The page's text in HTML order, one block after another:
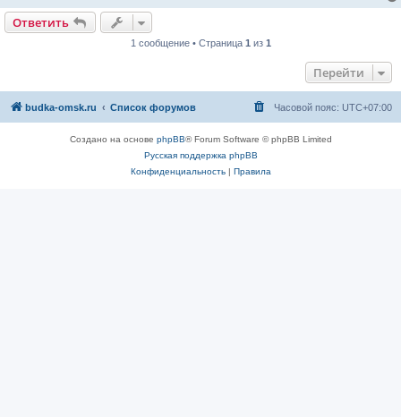
Ответить
1 сообщение • Страница 1 из 1
Перейти
budka-omsk.ru Список форумов Часовой пояс: UTC+07:00
Создано на основе phpBB® Forum Software © phpBB Limited
Русская поддержка phpBB
Конфиденциальность| Правила